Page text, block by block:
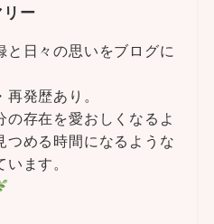
リー
と日々の思いをブログに
発歴あり。
存在を愛おしくなるよ
つめる時間になるような
ます。